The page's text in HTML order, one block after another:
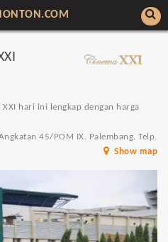
hari ini lengkap dengan harga
45/POM IX. Palembang. Telp.
Show map